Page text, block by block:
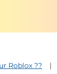
Roblox ??